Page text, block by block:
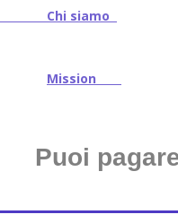
Chi siamo
Mission
Puoi